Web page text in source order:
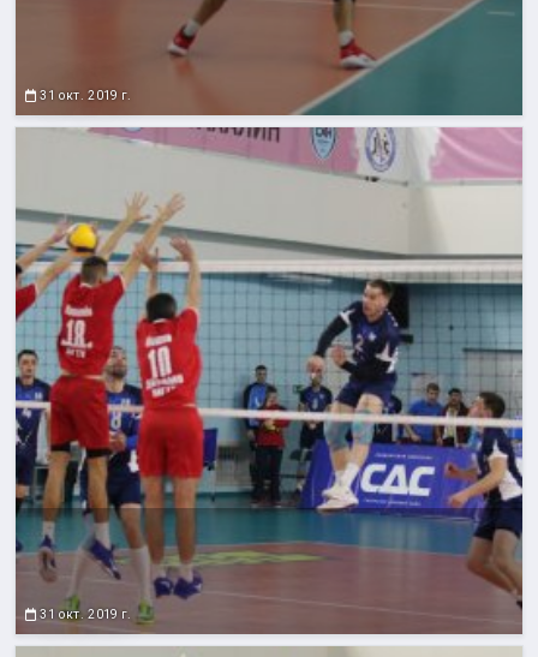
31 окт. 2019 г.
31 окт. 2019 г.